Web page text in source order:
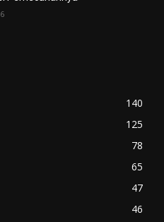
140
125
78
65
47
46